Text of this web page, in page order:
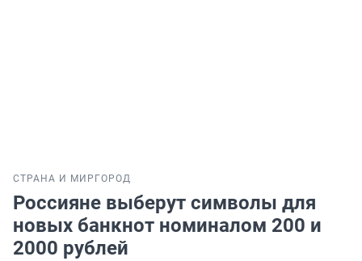
СТРАНА И МИР ГОРОД
Россияне выберут символы для
новых банкнот номиналом 200 и
2000 рублей